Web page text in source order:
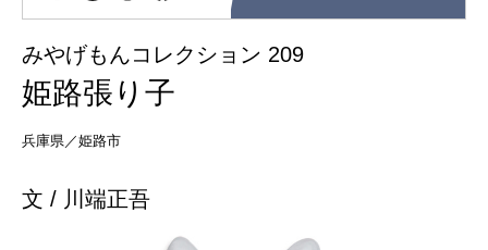
みやげもんコレクション 209
姫路張り子
兵庫県／姫路市
文 / 川端正吾